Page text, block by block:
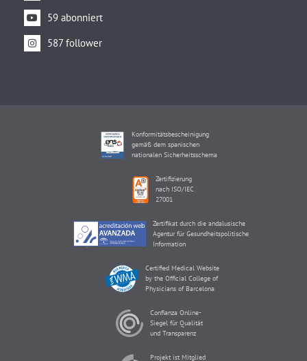
59 abonniert
587 follower
Konformitätsbescheinigung
gemäß dem spanischen
nationalen Sicherheitsschema
Zertifizierung
nach ISO/IEC
27001
Zertifikat durch die andalusische
Agentur für Gesundheitspolitische
Information
Certified Medical Website
by the Official College of
Physicians of Barcelona
Confianza Online-
Siegel für Qualität
und Transparenz
Projekt ist Mitglied